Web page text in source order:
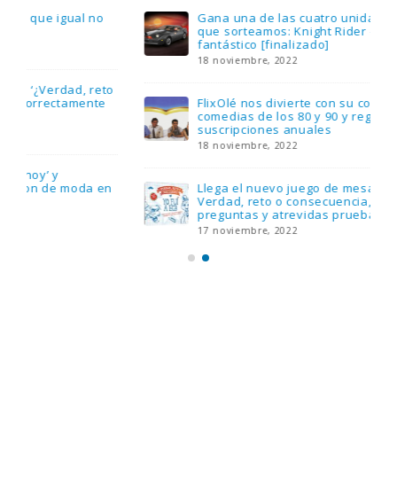
Gana una de las cuatro unidades de PLAYMOBIL
que sorteamos: Knight Rider – El coche
fantástico [finalizado]
FlixOlé nos divierte con su colección de
comedias de los 80 y 90 y regalamos tres
suscripciones anuales
Llega el nuevo juego de mesa Yo Fui a EGB:
Verdad, reto o consecuencia, con más
preguntas y atrevidas pruebas